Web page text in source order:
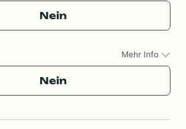
Nein
Mehr Info
Nein